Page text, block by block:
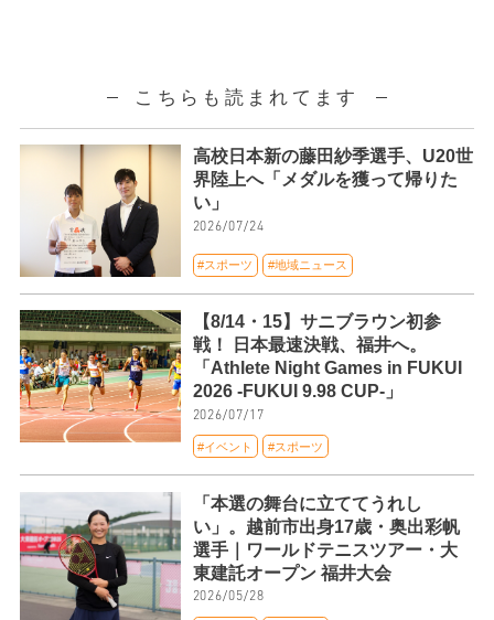
こちらも読まれてます
高校日本新の藤田紗季選手、U20世
界陸上へ「メダルを獲って帰りた
い」
2026/07/24
#スポーツ #地域ニュース
【8/14・15】サニブラウン初参
戦！ 日本最速決戦、福井へ。
「Athlete Night Games in FUKUI
2026 -FUKUI 9.98 CUP-」
2026/07/17
#イベント #スポーツ
「本選の舞台に立ててうれし
い」。越前市出身17歳・奥出彩帆
選手｜ワールドテニスツアー・大
東建託オープン 福井大会
2026/05/28